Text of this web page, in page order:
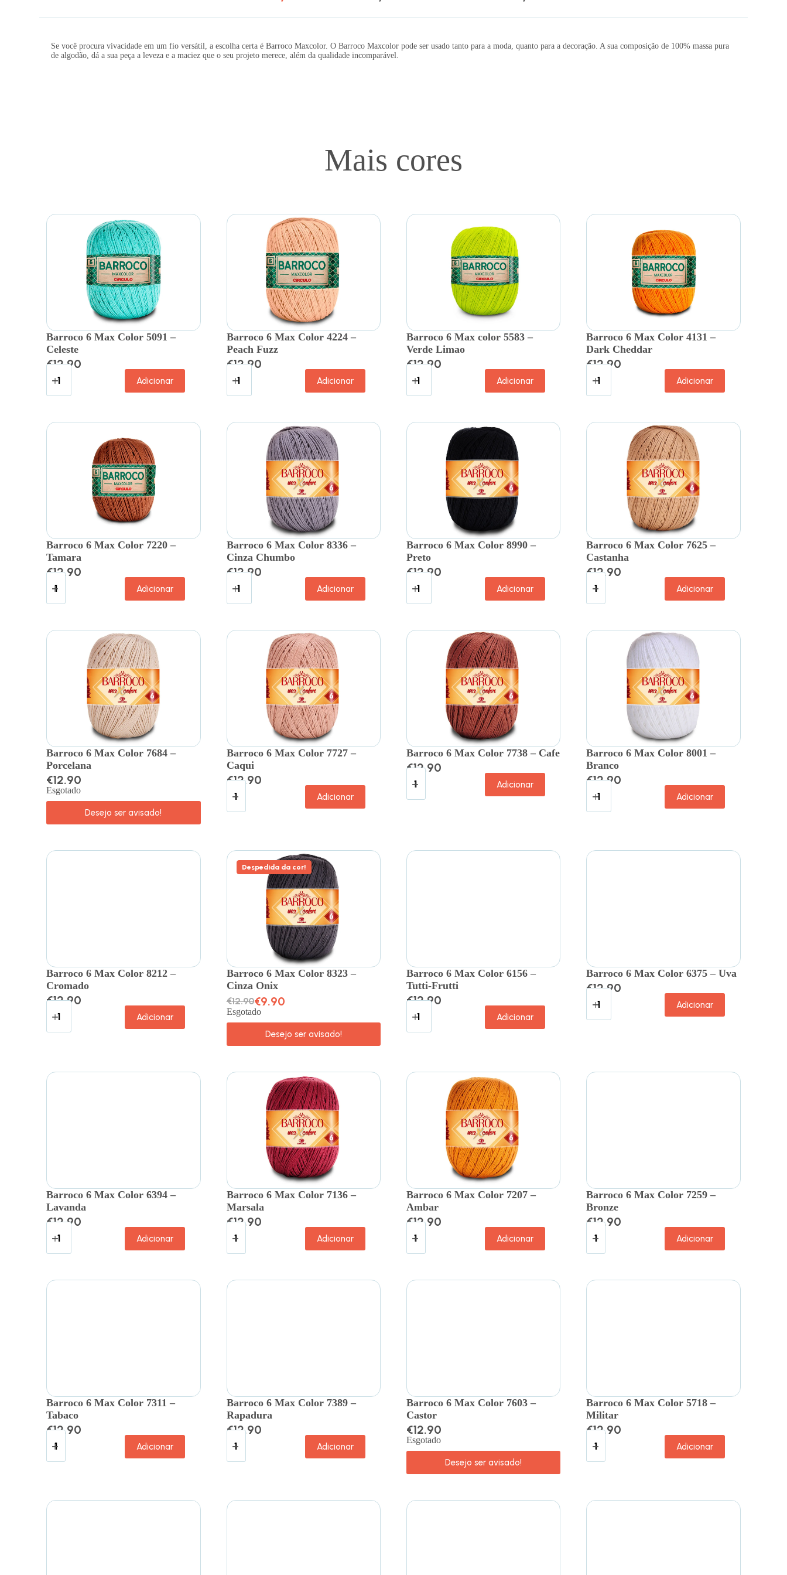
Se você procura vivacidade em um fio versátil, a escolha certa é Barroco Maxcolor. O Barroco Maxcolor pode ser usado tanto para a moda, quanto para a decoração. A sua composição de 100% massa pura
de algodão, dá a sua peça a leveza e a maciez que o seu projeto merece, além da qualidade incomparável.
Mais cores
Barroco 6 Max Color 5091 –
Celeste
€12.90
Adicionar
Barroco 6 Max Color 4224 –
Peach Fuzz
€12.90
Adicionar
Barroco 6 Max color 5583 –
Verde Limao
€12.90
Adicionar
Barroco 6 Max Color 4131 –
Dark Cheddar
€12.90
Adicionar
Barroco 6 Max Color 7220 –
Tamara
€12.90
Adicionar
Barroco 6 Max Color 8336 –
Cinza Chumbo
€12.90
Adicionar
Barroco 6 Max Color 8990 –
Preto
€12.90
Adicionar
Barroco 6 Max Color 7625 –
Castanha
€12.90
Adicionar
Barroco 6 Max Color 7684 –
Porcelana
€12.90
Esgotado
Desejo ser avisado!
Barroco 6 Max Color 7727 –
Caqui
€12.90
Adicionar
Barroco 6 Max Color 7738 – Cafe
€12.90
Adicionar
Barroco 6 Max Color 8001 –
Branco
€12.90
Adicionar
Barroco 6 Max Color 8212 –
Cromado
€12.90
Adicionar
Despedida da cor!
Barroco 6 Max Color 8323 –
Cinza Onix
€12.90€9.90
Esgotado
Desejo ser avisado!
Barroco 6 Max Color 6156 –
Tutti-Frutti
€12.90
Adicionar
Barroco 6 Max Color 6375 – Uva
€12.90
Adicionar
Barroco 6 Max Color 6394 –
Lavanda
€12.90
Adicionar
Barroco 6 Max Color 7136 –
Marsala
€12.90
Adicionar
Barroco 6 Max Color 7207 –
Ambar
€12.90
Adicionar
Barroco 6 Max Color 7259 –
Bronze
€12.90
Adicionar
Barroco 6 Max Color 7311 –
Tabaco
€12.90
Adicionar
Barroco 6 Max Color 7389 –
Rapadura
€12.90
Adicionar
Barroco 6 Max Color 7603 –
Castor
€12.90
Esgotado
Desejo ser avisado!
Barroco 6 Max Color 5718 –
Militar
€12.90
Adicionar